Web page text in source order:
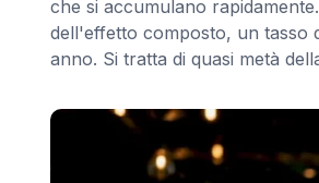
che si accumulano
dell'effetto composto, un tasso
anno. Si tratta di quasi metà